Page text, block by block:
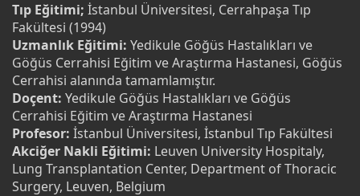
Tıp Eğitimi; İstanbul Üniversitesi, Cerrahpaşa Tıp
Fakültesi (1994)
Uzmanlık Eğitimi: Yedikule Göğüs Hastalıkları ve
Göğüs Cerrahisi Eğitim ve Araştırma Hastanesi, Göğüs
Cerrahisi alanında tamamlamıştır.
Doçent: Yedikule Göğüs Hastalıkları ve Göğüs
Cerrahisi Eğitim ve Araştırma Hastanesi
Profesor: İstanbul Üniversitesi, İstanbul Tıp Fakültesi
Akciğer Nakli Eğitimi: Leuven University Hospitaly,
Lung Transplantation Center, Department of Thoracic
Surgery, Leuven, Belgium